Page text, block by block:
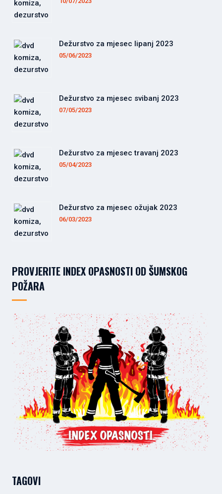
Dežurstvo za mjesec lipanj 2023
05/06/2023
Dežurstvo za mjesec svibanj 2023
07/05/2023
Dežurstvo za mjesec travanj 2023
05/04/2023
Dežurstvo za mjesec ožujak 2023
06/03/2023
PROVJERITE INDEX OPASNOSTI OD ŠUMSKOG
POŽARA
TAGOVI